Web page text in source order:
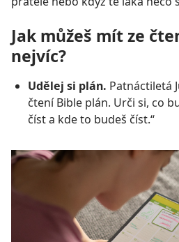
Jak můžeš mít ze
nejvíc?
Udělej si plán. Patnáctiletá
čtení Bible plán. Urči si, co
číst a kde to budeš číst.“